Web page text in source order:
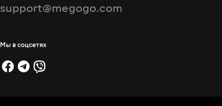
support@megogo.com
Мы в соцсетях